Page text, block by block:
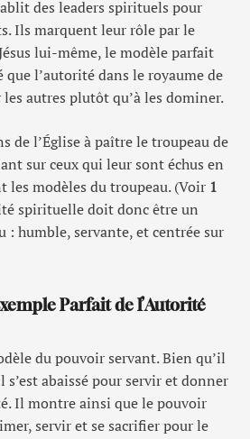
des leaders spirituels pour
Ils marquent leur rôle par le
lui-même, le modèle parfait
que l’autorité dans le royaume de
autres plutôt qu’à les dominer.
de l’Église à paître le troupeau de
sur ceux qui leur sont échus en
les modèles du troupeau. (Voir 1
spirituelle doit donc être un
: humble, servante, et centrée sur
Parfait de l’Autorité
du pouvoir servant. Bien qu’il
abaissé pour servir et donner
Il montre ainsi que le pouvoir
servir et se sacrifier pour le